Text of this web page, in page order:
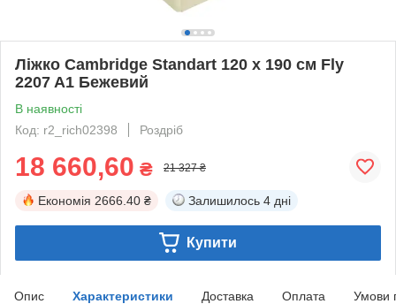
Ліжко Cambridge Standart 120 х 190 см Fly
2207 A1 Бежевий
В наявності
Код: r2_rich02398
Роздріб
18 660,60 ₴ 21 327 ₴
Економія 2666.40 ₴ Залишилось 4 дні
Купити
Опис Характеристики Доставка Оплата Умови